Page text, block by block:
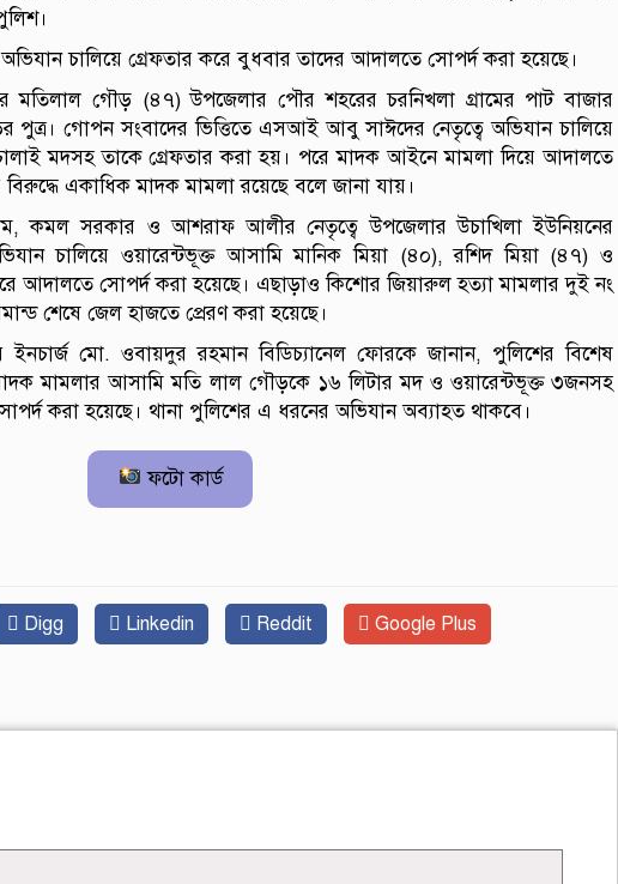
চালিয়ে গ্রেফতার করে বুধবার তাদের আদালতে সোপর্দ করা হয়েছে।
মতিলাল গৌড় (৪৭) উপজেলার পৌর শহরের চরনিখলা গ্রামের পাট বাজার
পুত্র। গোপন সংবাদের ভিত্তিতে এসআই আবু সাঈদের নেতৃত্বে অভিযান চালিয়ে
মদসহ তাকে গ্রেফতার করা হয়। পরে মাদক আইনে মামলা দিয়ে আদালতে
একাধিক মাদক মামলা রয়েছে বলে জানা যায়।
সরকার ও আশরাফ আলীর নেতৃত্বে উপজেলার উচাখিলা ইউনিয়নের
চালিয়ে ওয়ারেন্টভূক্ত আসামি মানিক মিয়া (৪০), রশিদ মিয়া (৪৭) ও
আদালতে সোপর্দ করা হয়েছে। এছাড়াও কিশোর জিয়ারুল হত্যা মামলার দুই নং
শেষে জেল হাজতে প্রেরণ করা হয়েছে।
ইনচার্জ মো. ওবায়দুর রহমান বিডিচ্যানেল ফোরকে জানান, পুলিশের বিশেষ
মামলার আসামি মতি লাল গৌড়কে ১৬ লিটার মদ ও ওয়ারেন্টভূক্ত ৩জনসহ
করা হয়েছে। থানা পুলিশের এ ধরনের অভিযান অব্যাহত থাকবে।
ফটো কার্ড
Digg Linkedin Reddit Google Plus